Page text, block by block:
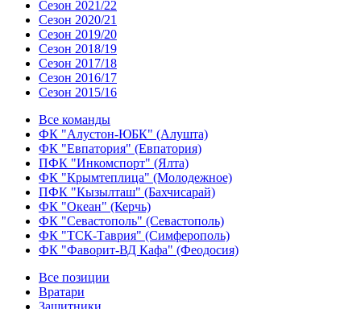
Сезон 2021/22
Сезон 2020/21
Сезон 2019/20
Сезон 2018/19
Сезон 2017/18
Сезон 2016/17
Сезон 2015/16
Все команды
ФК "Алустон-ЮБК" (Алушта)
ФК "Евпатория" (Евпатория)
ПФК "Инкомспорт" (Ялта)
ФК "Крымтеплица" (Молодежное)
ПФК "Кызылташ" (Бахчисарай)
ФК "Океан" (Керчь)
ФК "Севастополь" (Севастополь)
ФК "ТСК-Таврия" (Симферополь)
ФК "Фаворит-ВД Кафа" (Феодосия)
Все позиции
Вратари
Защитники